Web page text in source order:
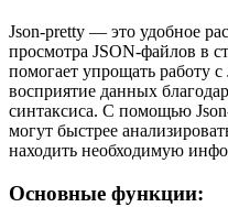
Json-pretty — это удобное
просмотра JSON-файлов в
помогает упрощать работу
восприятие данных
синтаксиса. С помощью
могут быстрее
находить необходимую
Основные функции: